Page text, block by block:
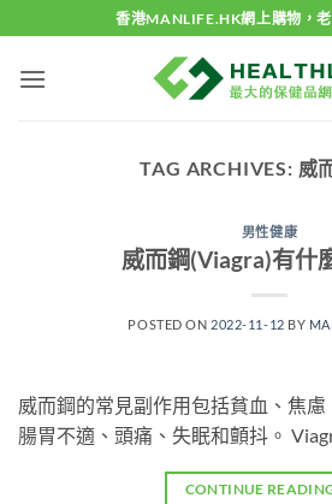
to
content
香港MANLIFE.HK網上購物，
TAG ARCHIVES: 威
男性健康
威而鋼(Viagra)有什
POSTED ON 2022-11-12 BY
威而鋼的常見副作用包括貧血、焦慮
腸胃不適、頭痛、失眠和顫抖。
CONTINUE